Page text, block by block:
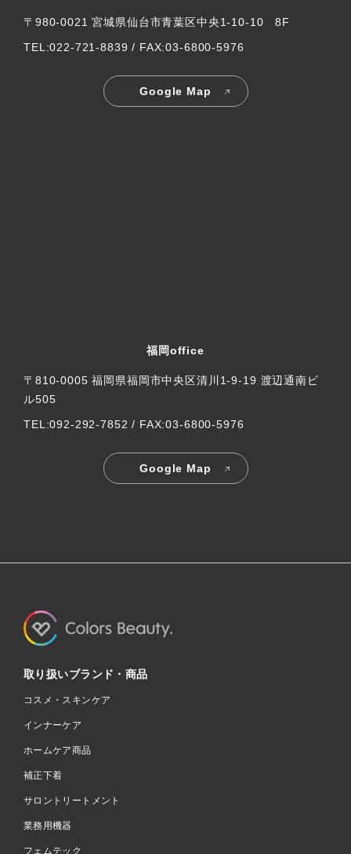
〒980-0021 宮城県仙台市青葉区中央1-10-10 8F
TEL:022-721-8839 / FAX:03-6800-5976
Google Map
福岡office
〒810-0005 福岡県福岡市中央区清川1-9-19 渡辺通南ビ
ル505
TEL:092-292-7852 / FAX:03-6800-5976
Google Map
取り扱いブランド・商品
コスメ・スキンケア
インナーケア
ホームケア商品
補正下着
サロントリートメント
業務用機器
フェムテック